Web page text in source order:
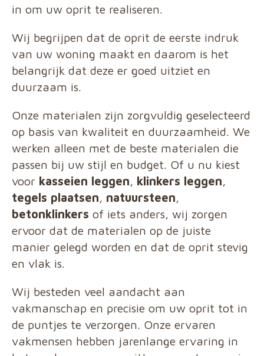
in om uw oprit te realiseren.
Wij begrijpen dat de oprit de eerste indruk
van uw woning maakt en daarom is het
belangrijk dat deze er goed uitziet en
duurzaam is.
Onze materialen zijn zorgvuldig geselecteerd
op basis van kwaliteit en duurzaamheid. We
werken alleen met de beste materialen die
passen bij uw stijl en budget. Of u nu kiest
voor kasseien leggen, klinkers leggen,
tegels plaatsen, natuursteen,
betonklinkers of iets anders, wij zorgen
ervoor dat de materialen op de juiste
manier gelegd worden en dat de oprit stevig
en vlak is.
Wij besteden veel aandacht aan
vakmanschap en precisie om uw oprit tot in
de puntjes te verzorgen. Onze ervaren
vakmensen hebben jarenlange ervaring in